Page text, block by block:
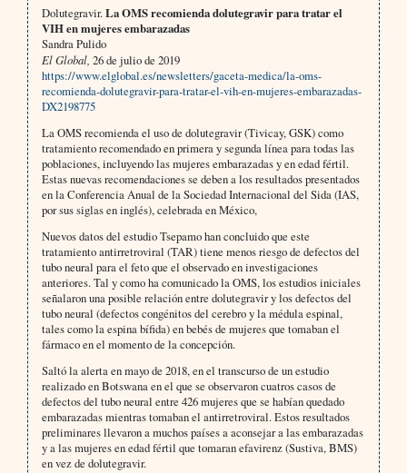
Dolutegravir.La OMS recomienda dolutegravir para tratar el
VIH en mujeres embarazadas
Sandra Pulido
El Global, 26 de julio de 2019
https://www.elglobal.es/newsletters/gaceta-medica/la-oms-
recomienda-dolutegravir-para-tratar-el-vih-en-mujeres-embarazadas-
DX2198775
La OMS recomienda el uso de dolutegravir (Tivicay, GSK) como
tratamiento recomendado en primera y segunda línea para todas las
poblaciones, incluyendo las mujeres embarazadas y en edad fértil.
Estas nuevas recomendaciones se deben a los resultados presentados
en la Conferencia Anual de la Sociedad Internacional del Sida (IAS,
por sus siglas en inglés), celebrada en México,
Nuevos datos del estudio Tsepamo han concluido que este
tratamiento antirretroviral (TAR) tiene menos riesgo de defectos del
tubo neural para el feto que el observado en investigaciones
anteriores. Tal y como ha comunicado la OMS, los estudios iniciales
señalaron una posible relación entre dolutegravir y los defectos del
tubo neural (defectos congénitos del cerebro y la médula espinal,
tales como la espina bífida) en bebés de mujeres que tomaban el
fármaco en el momento de la concepción.
Saltó la alerta en mayo de 2018, en el transcurso de un estudio
realizado en Botswana en el que se observaron cuatros casos de
defectos del tubo neural entre 426 mujeres que se habían quedado
embarazadas mientras tomaban el antirretroviral. Estos resultados
preliminares llevaron a muchos países a aconsejar a las embarazadas
y a las mujeres en edad fértil que tomaran efavirenz (Sustiva, BMS)
en vez de dolutegravir.